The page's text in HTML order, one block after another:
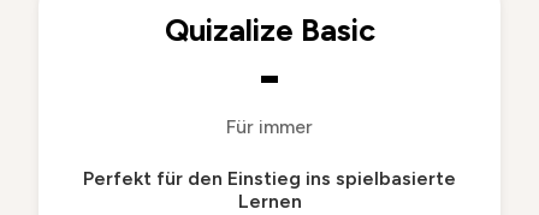
Quizalize Basic
-
Für immer
Perfekt für den Einstieg ins spielbasierte
Lernen